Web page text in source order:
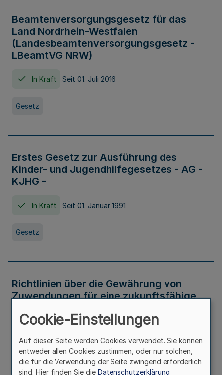
Beamtenversorgungsgesetz für das
Land Nordrhein-Westfalen
(Landesbeamtenversorgungsgesetz -
LBeamtVG NRW)
In Kraft Seit 01. Juli 2016
Gesetz
Erstes Gesetz zur Ausführung des
Kinder- und Jugendhilfegesetzes - AG -
KJHG -
In Kraft Seit 01. Januar 1991
Gesetz
Richtlinien über die Gewährung von
Zuwendungen für eine zukunftsfähige
Nordrhein-Westfalen
In Kraft
Verwaltungsvorschrift
Cookie-Einstellungen
Auf dieser Seite werden Cookies verwendet. Sie können
entweder allen Cookies zustimmen, oder nur solchen,
die für die Verwendung der Seite zwingend erforderlich
sind. Hier finden Sie die Datenschutzerklärung